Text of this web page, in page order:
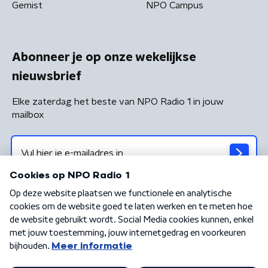
Gemist NPO Campus
Abonneer je op onze wekelijkse
nieuwsbrief
Elke zaterdag het beste van NPO Radio 1 in jouw
mailbox
Algemene voorwaarden Privacybeleid